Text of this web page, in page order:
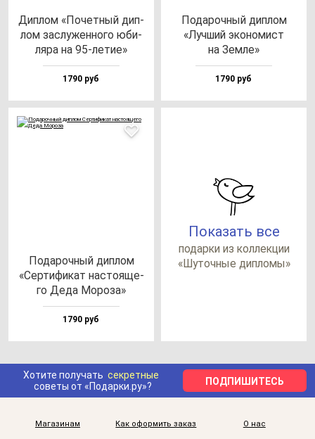
Дип­лом «Почет­ный дип­
лом зас­лу­жен­но­го юби­
ля­ра на 95-ле­тие»
1790 руб
Пода­роч­ный дип­лом
«Луч­ший эко­но­мист
на Зем­ле»
1790 руб
Пода­роч­ный дип­лом
«Сер­ти­фи­кат нас­то­яще­
го Деда Моро­за»
1790 руб
Показать все
по­дар­ки из кол­лек­ции
«Шуточ­ные дип­ло­мы»
Хотите получать секретные
советы от «Подарки.ру»?
ПОДПИШИТЕСЬ
Магазинам Как оформить заказ О нас